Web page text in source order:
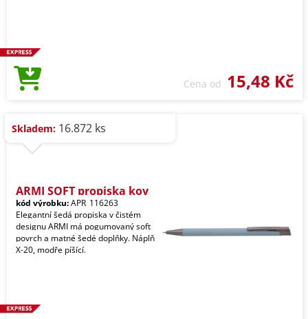
Cena od 15,48 Kč
Skladem: 16.872 ks
ARMI SOFT propiska kov
kód výrobku:APR_116263
Elegantní šedá propiska v čistém
designu ARMI má pogumovaný soft
povrch a matné šedé doplňky. Náplň
X-20, modře píšící.